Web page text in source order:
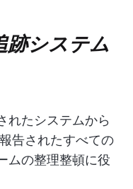
跡システム
れたシステムから
告されたすべての
ムの整理整頓に役